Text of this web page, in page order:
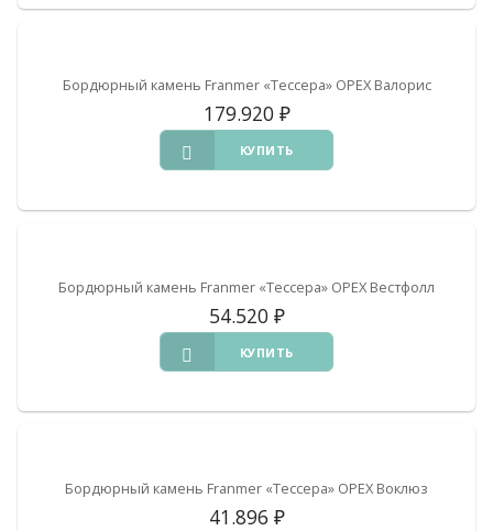
Бордюрный камень Franmer «Тессера» ОРЕХ Валорис
179.920 ₽
КУПИТЬ
Бордюрный камень Franmer «Тессера» ОРЕХ Вестфолл
54.520 ₽
КУПИТЬ
Бордюрный камень Franmer «Тессера» ОРЕХ Воклюз
41.896 ₽